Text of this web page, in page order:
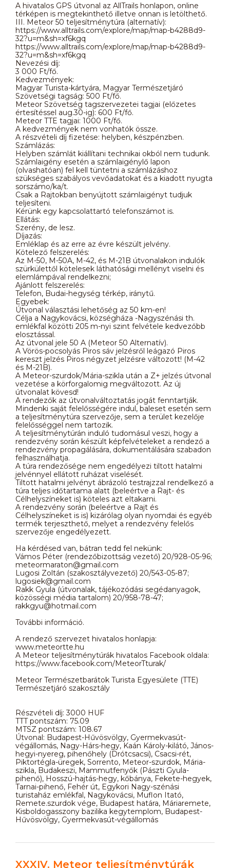
A hivatalos GPS útvonal az AllTrails honlapon, online
térképen is megtekinthető illetve onnan is letölthető.
III. Meteor 50 teljesítménytúra (alternatív):
https://www.alltrails.com/explore/map/map-b4288d9-
32?u=m&sh=xf6kgq
https://www.alltrails.com/explore/map/map-b4288d9-
32?u=m&sh=xf6kgq
Nevezési díj:
3 000 Ft/fő.
Kedvezmények:
Magyar Turista-kártyára, Magyar Természetjáró
Szövetségi tagság: 500 Ft/fő.
Meteor Szövetség tagszervezetei tagjai (előzetes
értesítéssel aug.30-ig): 600 Ft/fő.
Meteor TTE tagjai: 1000 Ft/fő.
A kedvezmények nem vonhatók össze.
A részvételi díj fizetése: helyben, készpénzben.
Számlázás:
Helyben számlát kiállítani technikai okból nem tudunk.
Számlaigény esetén a számlaigénylő lapon
(olvashatóan) fel kell tüntetni a számlázáshoz
szükséges szabályos vevőadatokat és a kiadott nyugta
sorszámo/ka/t.
Csak a Rajtokban benyújtott számlaigényt tudjuk
teljesíteni.
Kérünk egy kapcsolattartó telefonszámot is.
Ellátás:
Szerény, de lesz.
Díjazás:
Emléklap és az erre az évre készült jelvény.
Kötelező felszerelés:
Az M-50, M-50A, M-42, és M-21B útvonalakon indulók
szürkülettől kötelesek láthatósági mellényt viselni és
elemlámpával rendelkezni;
Ajánlott felszerelés:
Telefon, Budai-hegység térkép, iránytű.
Egyebek:
Útvonal választási lehetőség az 50 km-en!
Célja a Nagykovácsi, községháza -Nagyszénási th.
emlékfal közötti 205 m-nyi szint felvétele kedvezőbb
elosztással.
Az útvonal jele 50 A (Meteor 50 Alternatív).
A Vörös-pocsolyás Piros sáv jelzésről leágazó Piros
kereszt jelzés Piros négyzet jelzésre változott! (M-42
és M-21B).
A Meteor-szurdok/Mária-szikla után a Z+ jelzés útvonal
vezetése a körforgalomig megváltozott. Az új
útvonalat kövesd!
A rendezők az útvonalváltoztatás jogát fenntartják.
Mindenki saját felelősségére indul, baleset esetén sem
a teljesítménytúra szervezője, sem a terület kezelője
felelősséggel nem tartozik.
A teljesítménytúrán induló tudomásul veszi, hogy a
rendezvény során készült képfelvételeket a rendező a
rendezvény propagálására, dokumentálására szabadon
felhasználhatja.
A túra rendezősége nem engedélyezi tiltott hatalmi
jelvénnyel ellátott ruházat viselését.
Tiltott hatalmi jelvényt ábrázoló testrajzzal rendelkező a
túra teljes időtartama alatt (beleértve a Rajt- és
Célhelyszíneket is) köteles azt eltakarni.
A rendezvény során (beleértve a Rajt és
Célhelyszíneket is is) kizárólag olyan nyomdai és egyéb
termék terjeszthető, melyet a rendezvény felelős
szervezője engedélyezett.
Ha kérdésed van, bátran tedd fel nekünk:
Vámos Péter (rendezőbizottság vezető) 20/928-05-96;
meteormaraton@gmail.com
Lugosi Zoltán (szakosztályvezető) 20/543-05-87;
lugosiek@gmail.com
Rakk Gyula (útvonalak, tájékozódási segédanyagok,
közösségi média tartalom) 20/958-78-47;
rakkgyu@hotmail.com
További információ.
A rendező szervezet hivatalos honlapja:
www.meteortte.hu
A Meteor teljesítménytúrák hivatalos Facebook oldala:
https://www.facebook.com/MeteorTturak/
Meteor Természetbarátok Turista Egyesülete (TTE)
Természetjáró szakosztály
Részvételi díj: 3000 HUF
TTT pontszám: 75.09
MTSZ pontszám: 108.67
Útvonal: Budapest-Hűvösvölgy, Gyermekvasút-
végállomás, Nagy-Hárs-hegy, Kaán Károly-kilátó, János-
hegyi-nyereg, pihenőhely (Drótcsacsi), Csacsi-rét,
Piktortégla-üregek, Sorrento, Meteor-szurdok, Mária-
szikla, Budakeszi, Mammutfenyők (Pászti Gyula-
pihenő), Hosszú-hajtás-hegy, kőbánya, Fekete-hegyek,
Tarnai-pihenő, Fehér út, Egykori Nagy-szénási
turistaház emlékfal, Nagykovácsi, Muflon Itató,
Remete.szurdok vége, Budapest határa, Máriaremete,
Kisboldogasszony bazilika kegytemplom, Budapest-
Hűvösvölgy, Gyermekvasút-végállomás
XXXIV. Meteor teljesítménytúrák